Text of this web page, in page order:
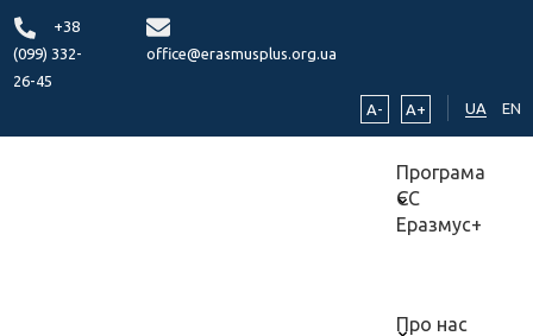
+38
(099) 332-
26-45
office@erasmusplus.org.ua
A- A+ UA EN
Програма
ЄС
Еразмус+
Про нас